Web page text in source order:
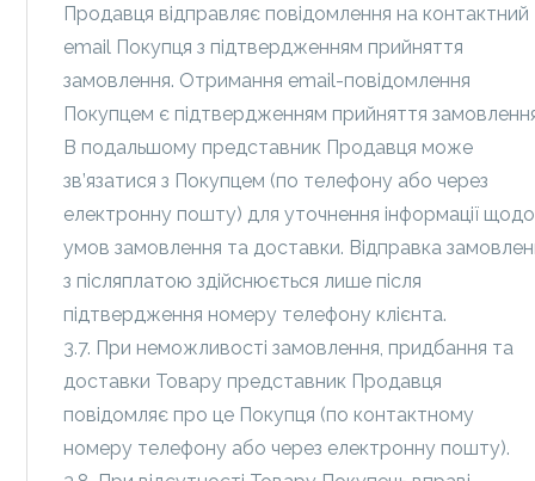
Продавця відправляє повідомлення на контактний
email Покупця з підтвердженням прийняття
замовлення. Отримання email-повідомлення
Покупцем є підтвердженням прийняття
В подальшому представник Продавця може
зв’язатися з Покупцем (по телефону або через
електронну пошту) для уточнення інформації щодо
умов замовлення та доставки. Відправка
з післяплатою здійснюється лише після
підтвердження номеру телефону клієнта.
3.7. При неможливості замовлення, придбання та
доставки Товару представник Продавця
повідомляє про це Покупця (по контактному
номеру телефону або через електронну пошту).